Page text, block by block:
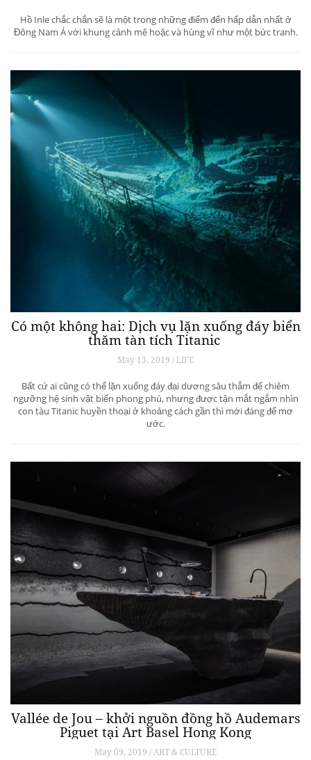
Hồ Inle chắc chắn sẽ là một trong những điểm đến hấp dẫn nhất ở
Đông Nam Á với khung cảnh mê hoặc và hùng vĩ như một bức tranh.
Có một không hai: Dịch vụ lặn xuống đáy biển
thăm tàn tích Titanic
May 13, 2019 / LIFE
Bất cứ ai cũng có thể lặn xuống đáy đại dương sâu thẳm để chiêm
ngưỡng hệ sinh vật biển phong phú, nhưng được tận mắt ngắm nhìn
con tàu Titanic huyền thoại ở khoảng cách gần thì mới đáng để mơ
ước.
Vallée de Jou – khởi nguồn đồng hồ Audemars
Piguet tại Art Basel Hong Kong
May 09, 2019 / ART & CULTURE